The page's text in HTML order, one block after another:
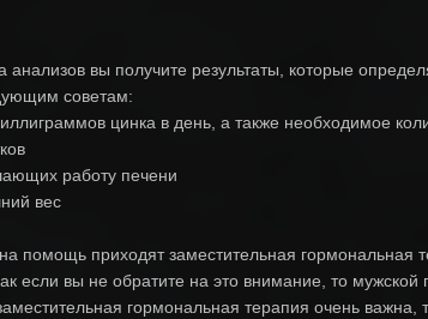
анализов вы получите результаты, которые
советам:
цинка в день, а также необходимое
работу печени
вес
помощь приходят заместительная гормональная
если вы не обратите на это внимание, то
гормональная терапия очень